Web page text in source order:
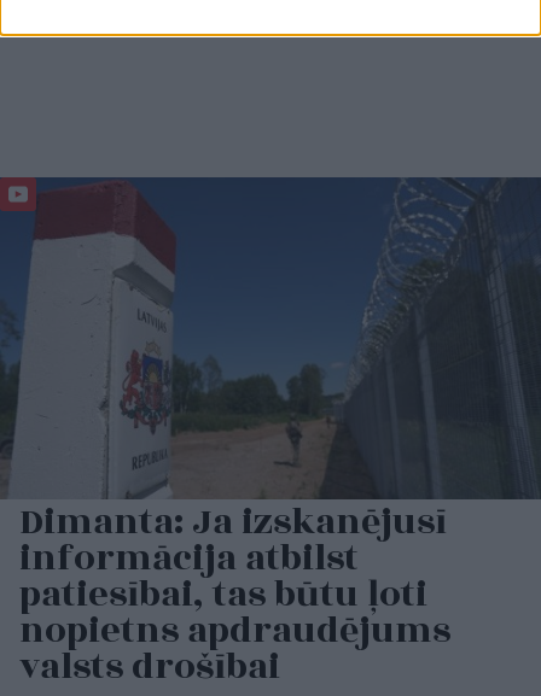
Dimanta: Ja izskanējusī
informācija atbilst
patiesībai, tas būtu ļoti
nopietns apdraudējums
valsts drošībai